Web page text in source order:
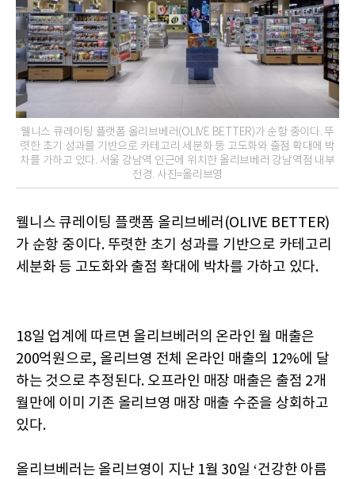
웰니스 큐레이팅 플랫폼 올리브베러(OLIVE BETTER)가 순항 중이다. 뚜
렷한 초기 성과를 기반으로 카테고리 세분화 등 고도화와 출점 확대에 박
차를 가하고 있다. 서울 강남역 인근에 위치한 올리브베러 강남역점 내부
전경. 사진=올리브영
웰니스 큐레이팅 플랫폼 올리브베러(OLIVE BETTER)
가 순항 중이다. 뚜렷한 초기 성과를 기반으로 카테고리
세분화 등 고도화와 출점 확대에 박차를 가하고 있다.
18일 업계에 따르면 올리브베러의 온라인 월 매출은
200억원으로, 올리브영 전체 온라인 매출의 12%에 달
하는 것으로 추정된다. 오프라인 매장 매출은 출점 2개
월만에 이미 기존 올리브영 매장 매출 수준을 상회하고
있다.
올리브베러는 올리브영이 지난 1월 30일 ‘건강한 아름